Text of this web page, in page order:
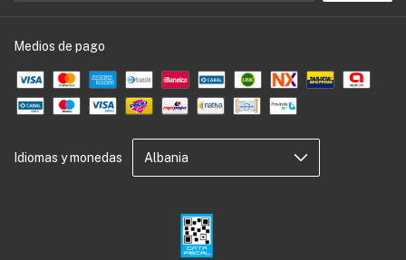
Medios de pago
Idiomas y monedas